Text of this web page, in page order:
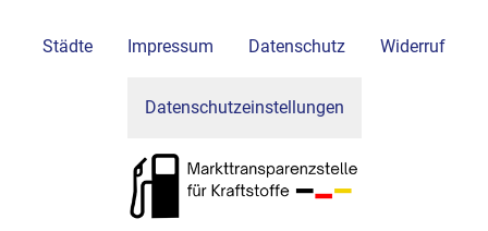
Städte Impressum Datenschutz Widerruf
Datenschutzeinstellungen